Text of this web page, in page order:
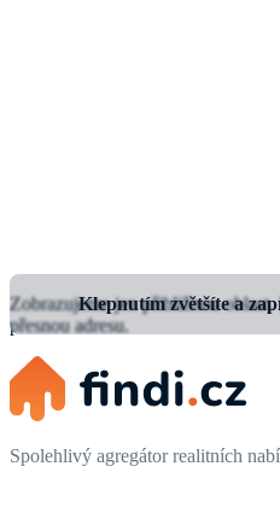
Klepnutím zvětšíte a
Zobrazujeme jen přibližnou oblast.
přesnou adresu.
Spolehlivý agregátor realitních